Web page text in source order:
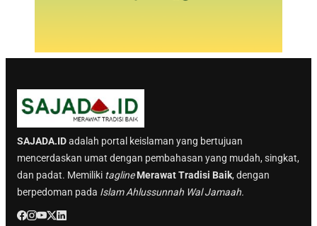
SAJADA.IDadalah portal keislaman yang bertujuan
mencerdaskan umat dengan pembahasan yang mudah, singkat,
dan padat. Memiliki tagline Merawat Tradisi Baik, dengan
berpedoman pada Islam Ahlussunnah Wal Jamaah.